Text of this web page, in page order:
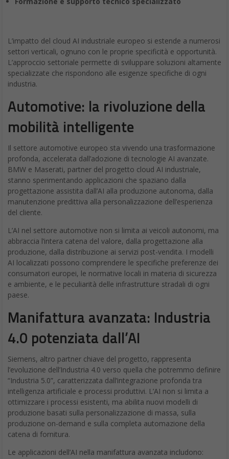
L’impatto del cloud AI industriale europeo si estende a numerosi
settori verticali, ognuno con le proprie specificità e opportunità.
L’approccio settoriale permette di sviluppare soluzioni altamente
specializzate che rispondono alle esigenze specifiche di ogni
industria.
Automotive: la rivoluzione della
mobilità intelligente
Il settore automotive europeo sta vivendo una trasformazione
profonda, accelerata dall’adozione di tecnologie AI avanzate.
BMW e Maserati, partner del progetto cloud AI industriale,
stanno sperimentando applicazioni che spaziano dalla
progettazione assistita dall’AI alla produzione autonoma, dalla
manutenzione predittiva alla personalizzazione dell’esperienza
del cliente.
L’AI nel settore automotive non si limita ai veicoli autonomi, ma
abbraccia l’intera catena del valore, dalla progettazione alla
produzione, dalla distribuzione ai servizi post-vendita. I modelli
AI localizzati possono comprendere le specifiche preferenze dei
consumatori europei, le normative locali in materia di sicurezza
e ambiente, e le peculiarità delle infrastrutture stradali di ogni
paese.
Manifattura avanzata: Industria
4.0 potenziata dall’AI
Siemens, altro partner chiave del progetto, rappresenta
l’evoluzione dell’Industria 4.0 verso quella che potremmo definire
“Industria 5.0”, caratterizzata dall’integrazione profonda tra
intelligenza artificiale e processi produttivi. L’AI non si limita a
ottimizzare i processi esistenti, ma abilita nuovi modelli di
produzione basati sulla personalizzazione di massa, sulla
produzione on-demand e sulla completa automazione della
catena di fornitura.
Le applicazioni dell’AI nella manifattura avanzata includono: